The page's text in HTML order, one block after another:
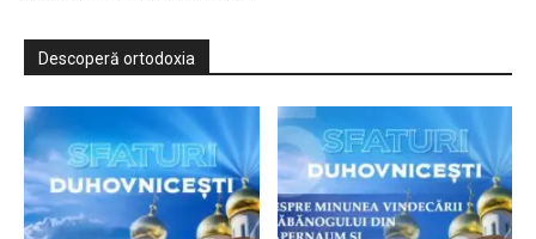
Descoperă ortodoxia